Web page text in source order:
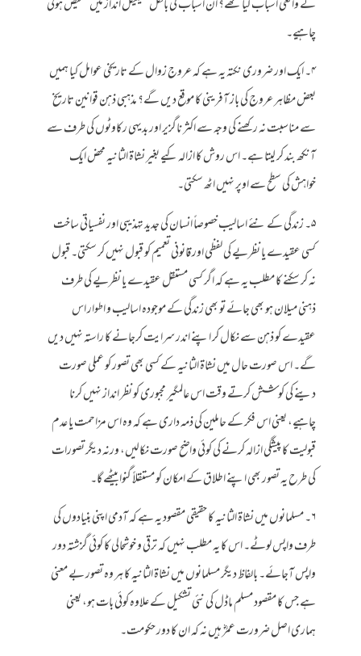
کے واقعی اسباب کیا تھے؟ ان اسباب کی بالکل کلینیکل انداز میں تشخیص ہونی
چاہیے۔
۴۔ ایک اور ضروری نکتہ یہ ہے کہ عروج زوال کے تاریخی عوامل کیا ہمیں
بعض مظاہر عروج کی باز آفرینی کا موقع دیں گے؟ مذہبی ذہن قوانین تاریخ
سے مناسبت نہ رکھنے کی وجہ سے اکثر ناگزیر اور بدیہی رکاوٹوں کی طرف سے
آنکھ بند کر لیتا ہے۔ اس روش کا ازالہ کیے بغیر نشاۃ الثانیہ محض ایک
خواہش کی سطح سے اوپر نہیں اٹھ سکتی۔
۵۔ زندگی کے نئے اسالیب خصوصاً انسان کی جدید تہذیبی اور نفسیاتی ساخت
کسی عقیدے یا نظریے کی لفظی اور قانونی تعمیم کو قبول نہیں کر سکتی۔ قبول
نہ کر سکنے کا مطلب یہ ہے کہ اگر کسی مستقل عقیدے یا نظریے کی طرف
ذہنی میلان ہو بھی جائے تو بھی زندگی کے موجودہ اسالیب و اطوار اس
عقیدے کو ذہن سے نکال کر اپنے اندر سرایت کرجانے کا راستہ نہیں دیں
گے۔ اس صورت حال میں نشاۃ الثانیہ کے کسی بھی تصور کو عملی صورت
دینے کی کوشش کرتے وقت اس عالمگیر مجبوری کو نظر انداز نہیں کرنا
چاہیے، یعنی اس فکر کے حاملین کی ذمہ داری ہے کہ وہ اس مزاحمت یا عدم
قبولیت کا پیشگی ازالہ کرنے کی کوئی واضح صورت نکالیں، ورنہ دیگر تصورات
کی طرح یہ تصور بھی اپنے اطلاق کے امکان کو مستقلاً گنوا بیٹھے گا۔
۶۔ مسلمانوں میں نشاۃ الثانیہ کا حقیقی مقصود یہ ہے کہ آدمی اپنی بنیادوں کی
طرف واپس لوٹے۔ اس کا یہ مطلب نہیں کہ ترقی و خوشحالی کا کوئی گزشتہ دور
واپس آجائے۔ بالفاظ دیگر مسلمانوں میں نشاۃ الثانیہ کا ہر وہ تصور بے معنی
ہے جس کا مقصود مسلم ماڈل کی نئی تشکیل کے علاوہ کوئی بات ہو، یعنی
ہماری اصل ضرورت عمرؓ ہیں نہ کہ ان کا دور حکومت۔